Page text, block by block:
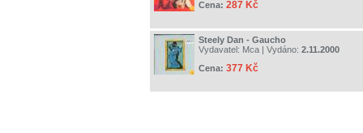
Cena: 287 Kč
Steely Dan - Gaucho
Vydavatel: Mca | Vydáno: 2.11.2000
Cena: 377 Kč